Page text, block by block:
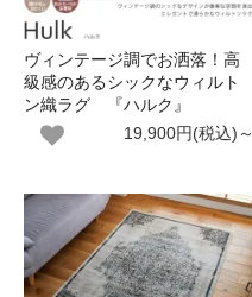
ヴィンテージ調でお洒落！高
級感のあるシックなウィルト
ン織ラグ 『ハルク』
19,900円(税込)～